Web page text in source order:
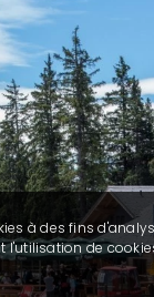
à des fins
l'utilisation de